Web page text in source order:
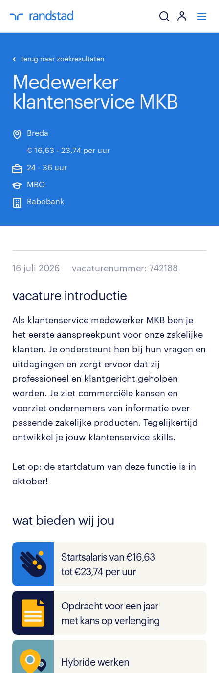
mijn carrière
terug naar zoekresultaten
Medewerker
klantenservice MKB
Breda
€ 16,63 - 23,74 per uur
24 - 36 uur
MBO
Rabobank
16 juli 2026 vacaturenummer: 742188
vacature introductie
Als klantenservice medewerker MKB ben je
het eerste aanspreekpunt voor onze zakelijke
klanten. Je ondersteunt hen bij hun vragen en
uitdagingen en zorgt ervoor dat zij
professioneel en klantgericht geholpen
worden. Je ziet commerciële kansen en
voorziet ondernemers van informatie over
passende zakelijke producten. Tegelijkertijd
ontwikkel je jouw klantenservice skills.
Let op: de startdatum van deze functie is in
oktober!
wat bieden wij jou
Startsalaris van €16,63
tot €23,74 per uur
Opdracht voor een jaar
met kans op verlenging
Hybride werken